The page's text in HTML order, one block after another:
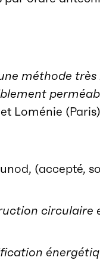
méthode très
Loménie
(accepté,
circulaire